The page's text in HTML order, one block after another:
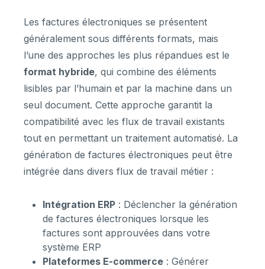
Les factures électroniques se présentent
généralement sous différents formats, mais
l’une des approches les plus répandues est le
format hybride, qui combine des éléments
lisibles par l’humain et par la machine dans un
seul document. Cette approche garantit la
compatibilité avec les flux de travail existants
tout en permettant un traitement automatisé. La
génération de factures électroniques peut être
intégrée dans divers flux de travail métier :
Intégration ERP : Déclencher la génération
de factures électroniques lorsque les
factures sont approuvées dans votre
système ERP
Plateformes E-commerce : Générer